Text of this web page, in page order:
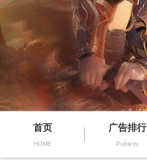
首页
HOME
广告排行
Publicity